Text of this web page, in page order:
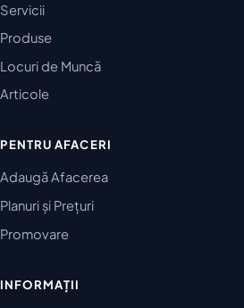
Servicii
Produse
Locuri de Muncă
Articole
PENTRU AFACERI
Adaugă Afacerea
Planuri și Prețuri
Promovare
INFORMAȚII